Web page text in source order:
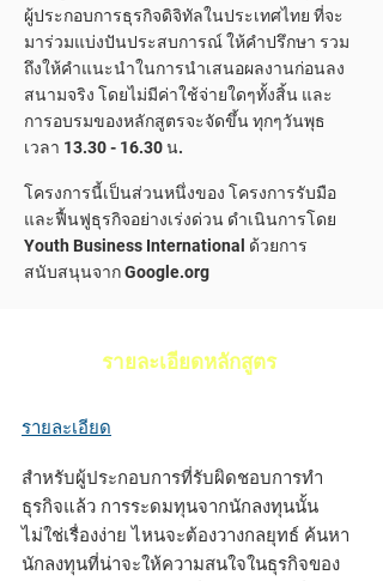
ผู้ประกอบการธุรกิจดิจิทัลในประเทศไทย ที่จะ
มาร่วมแบ่งปันประสบการณ์ ให้คำปรึกษา รวม
ถึงให้คำแนะนำในการนำเสนอผลงานก่อนลง
สนามจริง โดยไม่มีค่าใช้จ่ายใดๆทั้งสิ้น และ
การอบรมของหลักสูตรจะจัดขึ้น ทุกๆวันพุธ
เวลา 13.30 - 16.30น.
โครงการนี้เป็นส่วนหนึ่งของ โครงการรับมือ
และฟื้นฟูธุรกิจอย่างเร่งด่วน ดำเนินการโดย
Youth Business International ด้วยการ
สนับสนุนจาก Google.org
รายละเอียดหลักสูตร
รายละเอียด
สำหรับผู้ประกอบการที่รับผิดชอบการทำ
ธุรกิจแล้ว การระดมทุนจากนักลงทุนนั้น
ไม่ใช่เรื่องง่าย ไหนจะต้องวางกลยุทธ์ ค้นหา
นักลงทุนที่น่าจะให้ความสนใจในธุรกิจของ